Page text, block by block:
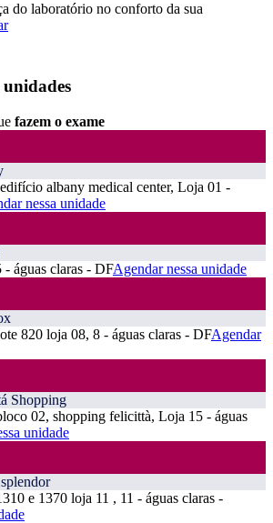
do laboratório no conforto da sua
fazem o exame
albany medical center, Loja 01 -
nessa unidade
- águas claras - DFAgendar nessa unidade
820 loja 08, 8 - águas claras - DFAgendar
Shopping
02, shopping felicittà, Loja 15 - águas
unidade
e 1370 loja 11 , 11 - águas claras -